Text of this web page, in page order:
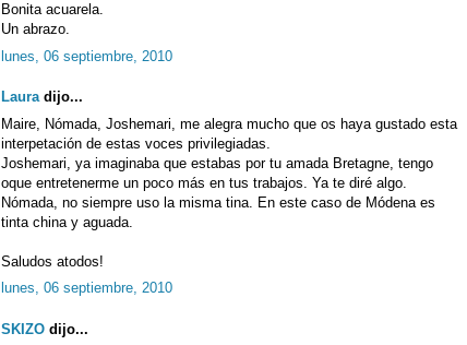
Bonita acuarela.
Un abrazo.
lunes, 06 septiembre, 2010
Lauradijo...
Maire, Nómada, Joshemari, me alegra mucho que os haya gustado esta
interpetación de estas voces privilegiadas.
Joshemari, ya imaginaba que estabas por tu amada Bretagne, tengo
oque entretenerme un poco más en tus trabajos. Ya te diré algo.
Nómada, no siempre uso la misma tina. En este caso de Módena es
tinta china y aguada.
Saludos atodos!
lunes, 06 septiembre, 2010
SKIZO dijo...